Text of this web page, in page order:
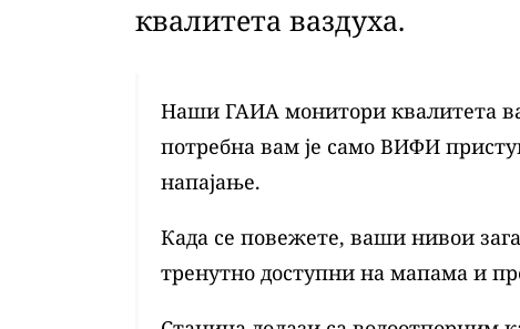
квалитета ваздуха.
Наши ГАИА монитори квалитета
потребна вам је само ВИФИ
напајање.
Када се повежете, ваши нивои
тренутно доступни на мапама и